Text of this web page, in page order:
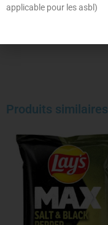
Produits similaires
applicable pour les asbl)